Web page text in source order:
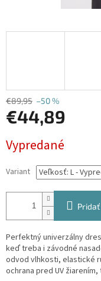
€89,95 –50 %
€44,89
cena:
Vypredané
Variant
Perfektný univerzálny
keď treba i závodné
odvod vlhkosti, elastické
ochrana pred UV